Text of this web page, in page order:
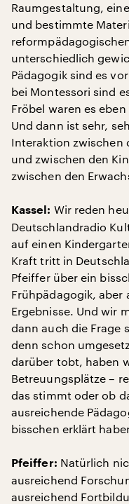
Raumgestaltung,
und bestimmte
unterschiedlich
Pädagogik sind es
bei Montessori sind
Fröbel waren es
Und dann ist sehr,
Interaktion zwischen
und zwischen den
zwischen den
Kassel: Wir reden
Deutschlandradio
auf einen
Kraft tritt in
Pfeiffer über ein
Frühpädagogik, aber
Ergebnisse. Und wir
dann auch die Frage
denn schon
darüber tobt, haben
Betreuungsplätze –
das stimmt oder ob
ausreichende
bisschen erklärt
Pfeiffer: Natürlich
ausreichend
ausreichend